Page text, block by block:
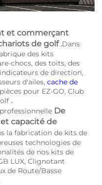
et commerçant
de golf .Dans
des kits
chocs, des toits, des
de direction,
d'ailes, cache de
pour EZ-GO, Club
.
De
capacité de
la fabrication de kits de
technologies de
de nos kits de
LUX, Clignotant
de Route/Basse